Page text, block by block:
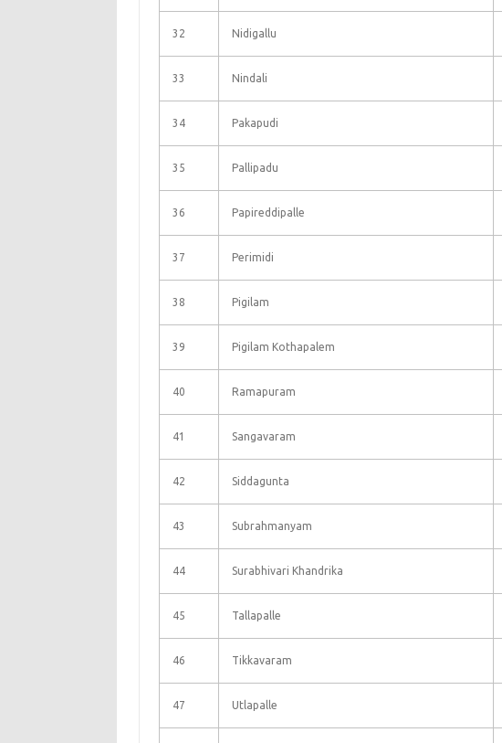
32 Nidigallu
33 Nindali
34 Pakapudi
35 Pallipadu
36 Papireddipalle
37 Perimidi
38 Pigilam
39 Pigilam Kothapalem
40 Ramapuram
41 Sangavaram
42 Siddagunta
43 Subrahmanyam
44 Surabhivari Khandrika
45 Tallapalle
46 Tikkavaram
47 Utlapalle